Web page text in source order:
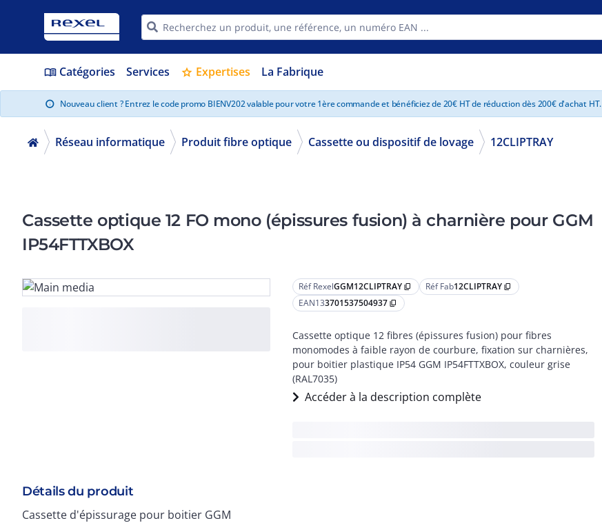
menu_book Catégories Services star Expertises La Fabrique
info Nouveau client ? Entrez le code promo BIENV202 valable pour votre 1ère commande et bénéficiez de 20€ HT de réduction dès 200€ d'achat HT.
Réseau informatique Produit fibre optique Cassette ou dispositif de lovage 12CLIPTRAY
Cassette optique 12 FO mono (épissures fusion) à charnière pour GGM
IP54FTTXBOX
Réf RexelGGM12CLIPTRAY content_copy Réf Fab12CLIPTRAY content_copy
EAN133701537504937 content_copy
Cassette optique 12 fibres (épissures fusion) pour fibres
monomodes à faible rayon de courbure, fixation sur charnières,
pour boitier plastique IP54 GGM IP54FTTXBOX, couleur grise
(RAL7035)
Accéder à la description complète
Détails du produit
Cassette d'épissurage pour boitier GGM